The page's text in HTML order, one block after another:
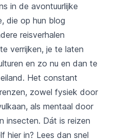
in de avontuurlijke
die op hun blog
reisverhalen
verrijken, je te laten
en zo nu en dan te
Het constant
zowel fysiek door
als mentaal door
insecten. Dát is reizen
hier in? Lees dan snel